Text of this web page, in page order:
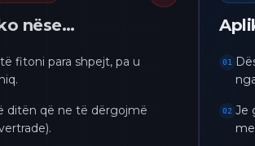
nëse…
fitoni para shpejt, pa u
ditën që ne të dërgojmë
01
02 Je